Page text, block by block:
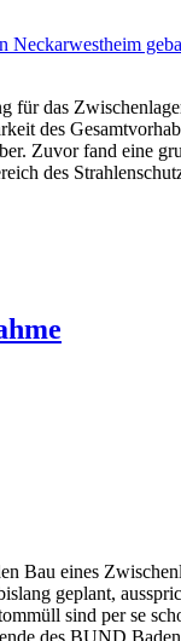
Neckarwestheim
für das
des
Zuvor fand eine
des
Bau eines
geplant,
sind per se
des BUND